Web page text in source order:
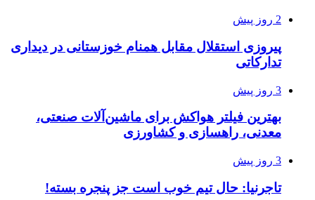
2 روز پیش
پیروزی استقلال مقابل همنام خوزستانی در دیداری
تدارکاتی
3 روز پیش
بهترین فیلتر هواکش برای ماشین‌آلات صنعتی،
معدنی، راهسازی و کشاورزی
3 روز پیش
تاجرنیا: حال تیم خوب است جز پنجره بسته!